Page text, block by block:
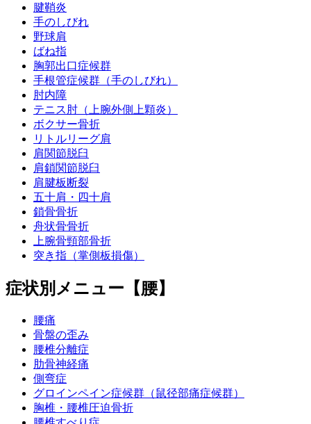
腱鞘炎
手のしびれ
野球肩
ばね指
胸郭出口症候群
手根管症候群（手のしびれ）
肘内障
テニス肘（上腕外側上顆炎）
ボクサー骨折
リトルリーグ肩
肩関節脱臼
肩鎖関節脱臼
肩腱板断裂
五十肩・四十肩
鎖骨骨折
舟状骨骨折
上腕骨頸部骨折
突き指（掌側板損傷）
症状別メニュー【腰】
腰痛
骨盤の歪み
腰椎分離症
肋骨神経痛
側弯症
グロインペイン症候群（鼠径部痛症候群）
胸椎・腰椎圧迫骨折